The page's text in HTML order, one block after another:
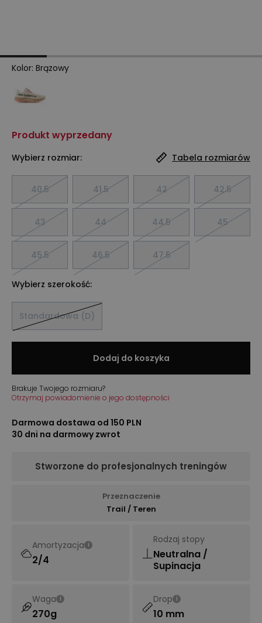
Kolor: Brązowy
Produkt wyprzedany
Wybierz rozmiar: Tabela rozmiarów
40.5 41.5 42 42.5
43 44 44.5 45
45.5 46.5 47.5
Wybierz szerokość:
Standardowa (D)
Dodaj do koszyka
Brakuje Twojego rozmiaru?
Otrzymaj powiadomienie o jego dostępności
Darmowa dostawa od 150 PLN
30 dni na darmowy zwrot
Stworzone do profesjonalnych treningów
Przeznaczenie
Trail / Teren
Amortyzacja i
2/4
Rodzaj stopy
Neutralna /
Supinacja
Waga i
270g
Drop i
10 mm